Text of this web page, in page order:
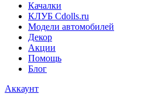
Качалки
КЛУБ Cdolls.ru
Модели автомобилей
Декор
Акции
Помощь
Блог
Аккаунт